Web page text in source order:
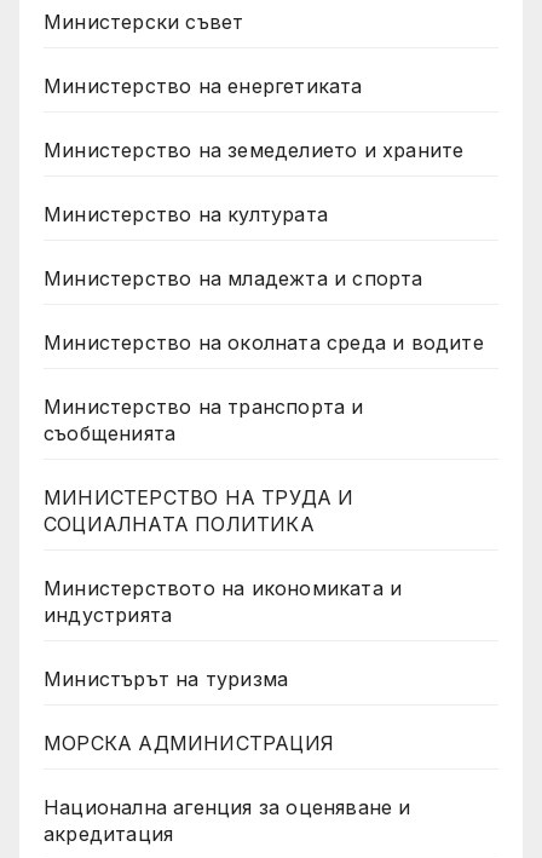
Министерски съвет
Министерство на енергетиката
Министерство на земеделието и храните
Министерство на културата
Министерство на младежта и спорта
Министерство на околната среда и водите
Министерство на транспорта и
съобщенията
МИНИСТЕРСТВО НА ТРУДА И
СОЦИАЛНАТА ПОЛИТИКА
Министерството на икономиката и
индустрията
Министърът на туризма
МОРСКА АДМИНИСТРАЦИЯ
Национална агенция за оценяване и
акредитация